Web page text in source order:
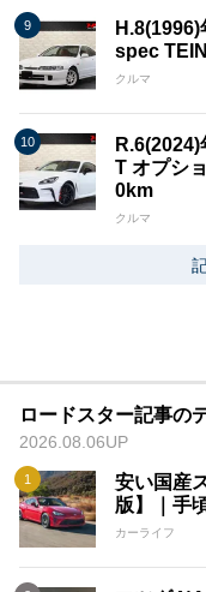
spec
クルマ
T オプシ
0km
クルマ
ロードスター記事の
2026.08.06UP
安い国産
版】｜手
カーライフ